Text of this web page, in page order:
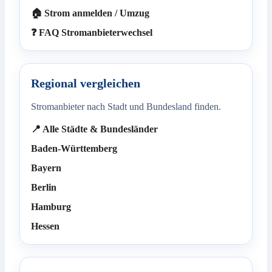
🏠 Strom anmelden / Umzug
❓ FAQ Stromanbieterwechsel
Regional vergleichen
Stromanbieter nach Stadt und Bundesland finden.
📍 Alle Städte & Bundesländer
Baden-Württemberg
Bayern
Berlin
Hamburg
Hessen